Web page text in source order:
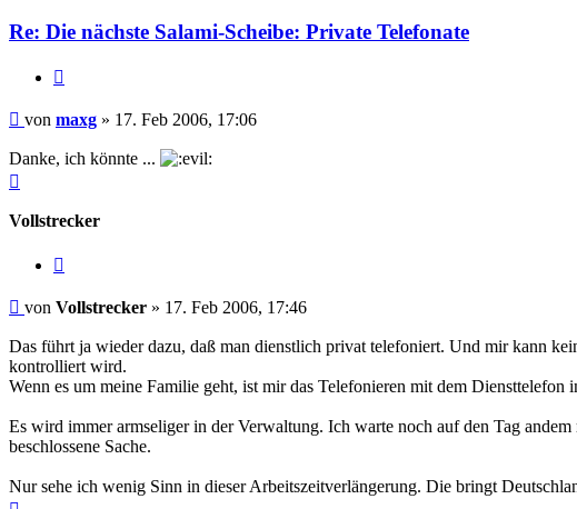
Re: Die nächste Salami-Scheibe: Private Telefonate
Beitrag
von maxg » 17. Feb 2006, 17:06
Danke, ich könnte ...
Vollstrecker
Beitrag
von Vollstrecker » 17. Feb 2006, 17:46
Das führt ja wieder dazu, daß man dienstlich privat telefoniert. Und mir kann
kontrolliert wird.
Wenn es um meine Familie geht, ist mir das Telefonieren mit dem
Es wird immer armseliger in der Verwaltung. Ich warte noch auf den Tag
beschlossene Sache.
Nur sehe ich wenig Sinn in dieser Arbeitszeitverlängerung. Die bringt